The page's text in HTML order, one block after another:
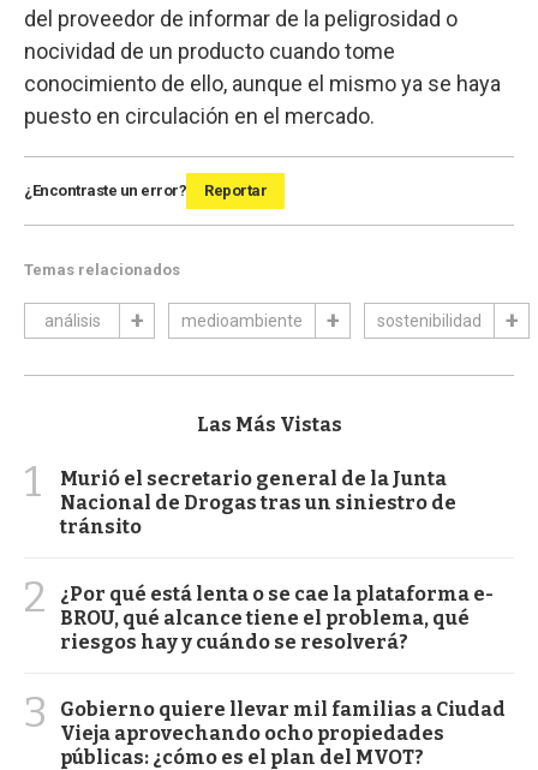
del proveedor de informar de la peligrosidad o
nocividad de un producto cuando tome
conocimiento de ello, aunque el mismo ya se haya
puesto en circulación en el mercado.
¿Encontraste un error? Reportar
Temas relacionados
análisis medioambiente sostenibilidad
Las Más Vistas
1
Murió el secretario general de la Junta
Nacional de Drogas tras un siniestro de
tránsito
2
¿Por qué está lenta o se cae la plataforma e-
BROU, qué alcance tiene el problema, qué
riesgos hay y cuándo se resolverá?
3
Gobierno quiere llevar mil familias a Ciudad
Vieja aprovechando ocho propiedades
públicas: ¿cómo es el plan del MVOT?